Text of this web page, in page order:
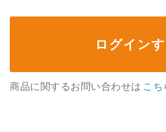
ログイン
商品に関するお問い合わせは こち